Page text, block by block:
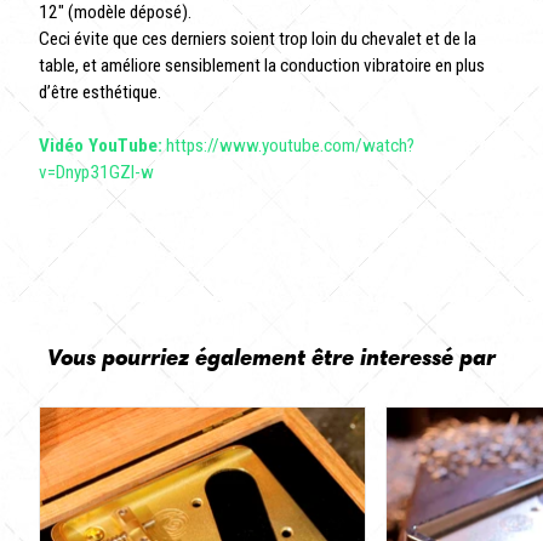
12" (modèle déposé).
Ceci évite que ces derniers soient trop loin du chevalet et de la
table, et améliore sensiblement la conduction vibratoire en plus
d’être esthétique.
Vidéo YouTube:https://www.youtube.com/watch?
v=Dnyp31GZI-w
Vous pourriez également être interessé par